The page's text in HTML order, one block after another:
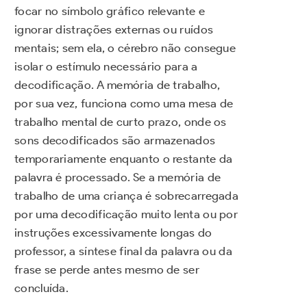
focar no símbolo gráfico relevante e
ignorar distrações externas ou ruídos
mentais; sem ela, o cérebro não consegue
isolar o estímulo necessário para a
decodificação. A memória de trabalho,
por sua vez, funciona como uma mesa de
trabalho mental de curto prazo, onde os
sons decodificados são armazenados
temporariamente enquanto o restante da
palavra é processado. Se a memória de
trabalho de uma criança é sobrecarregada
por uma decodificação muito lenta ou por
instruções excessivamente longas do
professor, a síntese final da palavra ou da
frase se perde antes mesmo de ser
concluída.